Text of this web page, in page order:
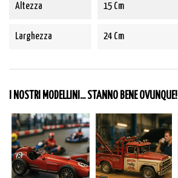
Altezza 15 Cm
Larghezza 24 Cm
I NOSTRI MODELLINI... STANNO BENE OVUNQUE!